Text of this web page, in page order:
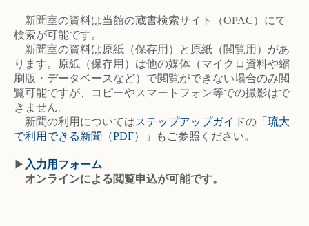
新聞室の資料は当館の蔵書検索サイト（OPAC）にて
検索が可能です。
新聞室の資料は原紙（保存用）と原紙（閲覧用）があ
ります。原紙（保存用）は他の媒体（マイクロ資料や縮
刷版・データベースなど）で閲覧ができない場合のみ閲
覧可能ですが、コピーやスマートフォン等での撮影はで
きません。
新聞の利用についてはステップアップガイドの 「琉大
で利用できる新聞（PDF）」
もご参照ください。
▶ 入力用フォーム
オンラインによる閲覧申込が可能です。